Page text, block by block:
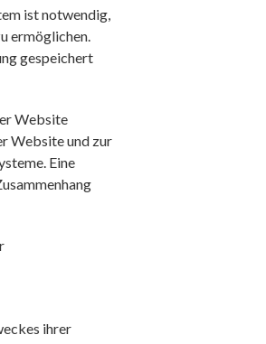
ist notwendig,
ermöglichen.
gespeichert
Website
Website und zur
Eine
ihrer